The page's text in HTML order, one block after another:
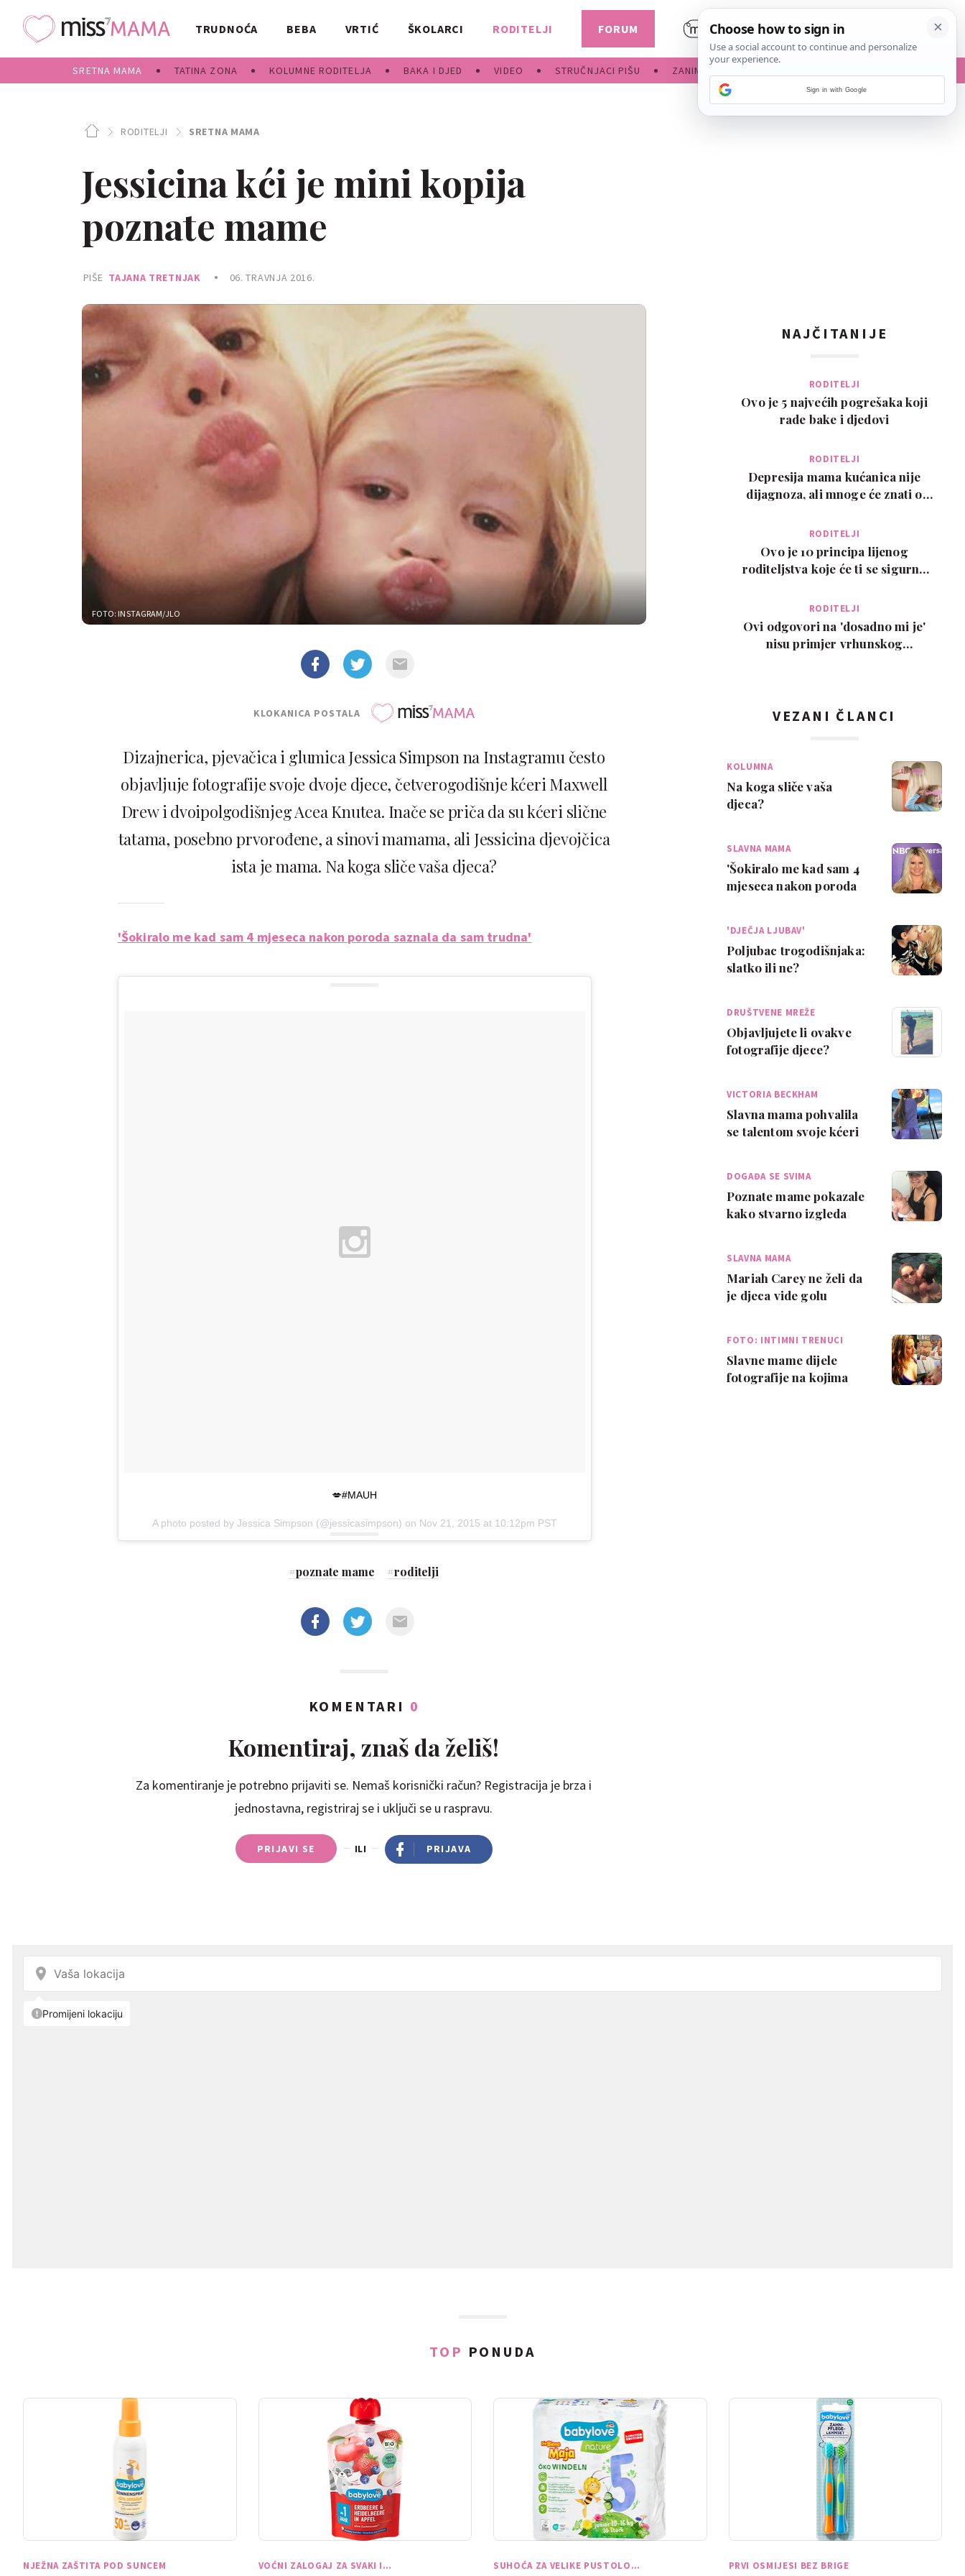
TRUDNOĆA BEBA VRTIĆ ŠKOLARCI RODITELJI
SRETNA MAMA TATINA ZONA KOLUMNE RODITELJA BAKA I DJED VIDEO STRUČNJACI PIŠU ZANIMLJIVOSTI
FORUM
RODITELJI SRETNA MAMA
Jessicina kći je mini kopija
poznate mame
PIŠE TAJANA TRETNJAK 06. TRAVNJA 2016.
FOTO: INSTAGRAM/JLO
KLOKANICA POSTALA
Dizajnerica, pjevačica i glumica Jessica Simpson na Instagramu često
objavljuje fotografije svoje dvoje djece, četverogodišnje kćeri Maxwell
Drew i dvoipolgodišnjeg Acea Knutea. Inače se priča da su kćeri slične
tatama, posebno prvorođene, a sinovi mamama, ali Jessicina djevojčica
ista je mama. Na koga sliče vaša djeca?
'Šokiralo me kad sam 4 mjeseca nakon poroda saznala da sam trudna'
💋#MAUH
A photo posted by Jessica Simpson (@jessicasimpson) on Nov 21, 2015 at 10:12pm PST
#poznate mame #roditelji
KOMENTARI 0
Komentiraj, znaš da želiš!
Za komentiranje je potrebno prijaviti se. Nemaš korisnički račun? Registracija je brza i
jednostavna, registriraj se i uključi se u raspravu.
PRIJAVI SE ILI PRIJAVA
NAJČITANIJE
RODITELJI
Ovo je 5 najvećih pogrešaka koji
rade bake i djedovi
RODITELJI
Depresija mama kućanica nije
dijagnoza, ali mnoge će znati o
RODITELJI
Ovo je 10 principa lijenog
roditeljstva koje će ti se sigurno
RODITELJI
Ovi odgovori na 'dosadno mi je'
nisu primjer vrhunskog
VEZANI ČLANCI
KOLUMNA
Na koga sliče vaša
djeca?
SLAVNA MAMA
'Šokiralo me kad sam 4
mjeseca nakon poroda
'DJEČJA LJUBAV'
Poljubac trogodišnjaka:
slatko ili ne?
DRUŠTVENE MREŽE
Objavljujete li ovakve
fotografije djece?
VICTORIA BECKHAM
Slavna mama pohvalila
se talentom svoje kćeri
DOGAĐA SE SVIMA
Poznate mame pokazale
kako stvarno izgleda
SLAVNA MAMA
Mariah Carey ne želi da
je djeca vide golu
FOTO: INTIMNI TRENUCI
Slavne mame dijele
fotografije na kojima
TOP PONUDA
NJEŽNA ZAŠTITA POD SUNCEM VOĆNI ZALOGAJ ZA SVAKI I… SUHOĆA ZA VELIKE PUSTOLO… PRVI OSMIJESI BEZ BRIGE
Sign in with Google